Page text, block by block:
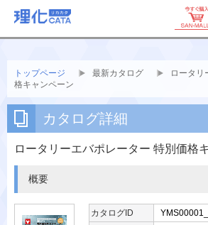
トップページ 最新カタログ
ロータリ
格キャンペーン
カタログ詳細
ロータリーエバポレーター 特別価格
概要
カタログID